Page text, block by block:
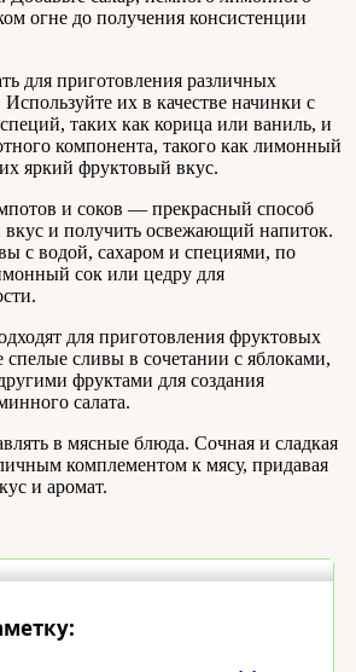
огне до получения консистенции
для приготовления различных
их в качестве начинки с
таких как корица или ваниль, и
компонента, такого как лимонный
яркий фруктовый вкус.
и соков — прекрасный способ
вкус и получить освежающий напиток.
с водой, сахаром и специями, по
сок или цедру для
для приготовления фруктовых
спелые сливы в сочетании с яблоками,
фруктами для создания
салата.
в мясные блюда. Сочная и сладкая
комплементом к мясу, придавая
и аромат.